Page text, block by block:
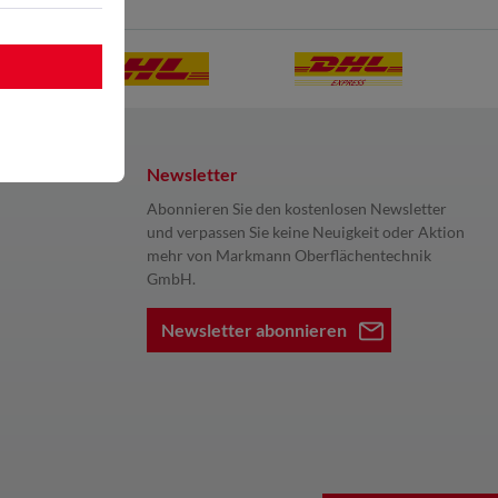
Newsletter
Abonnieren Sie den kostenlosen Newsletter
und verpassen Sie keine Neuigkeit oder Aktion
mehr von Markmann Oberflächentechnik
GmbH.
Newsletter abonnieren